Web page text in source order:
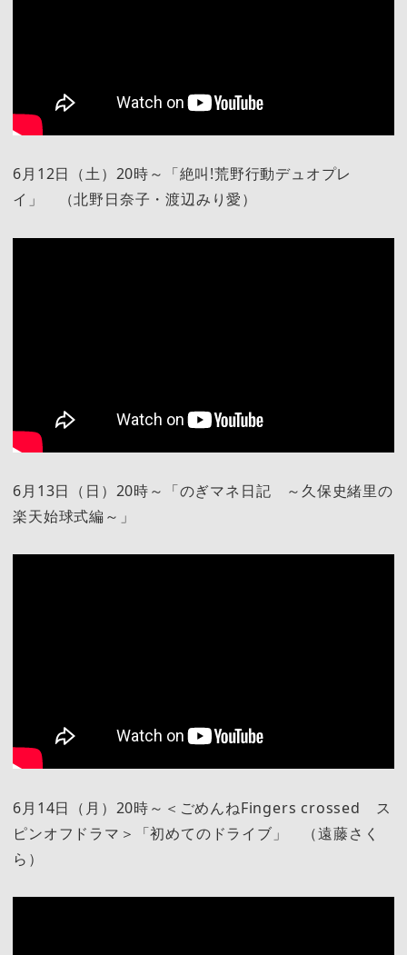
6月12日（土）20時～「絶叫!荒野行動デュオプレ
イ」 （北野日奈子・渡辺みり愛）
6月13日（日）20時～「のぎマネ日記 ～久保史緒里の
楽天始球式編～」
6月14日（月）20時～＜ごめんねFingers crossed ス
ピンオフドラマ＞「初めてのドライブ」 （遠藤さく
ら）